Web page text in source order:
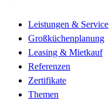
Leistungen & Service
Großküchenplanung
Leasing & Mietkauf
Referenzen
Zertifikate
Themen